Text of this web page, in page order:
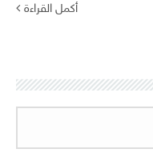
أكمل القراءة